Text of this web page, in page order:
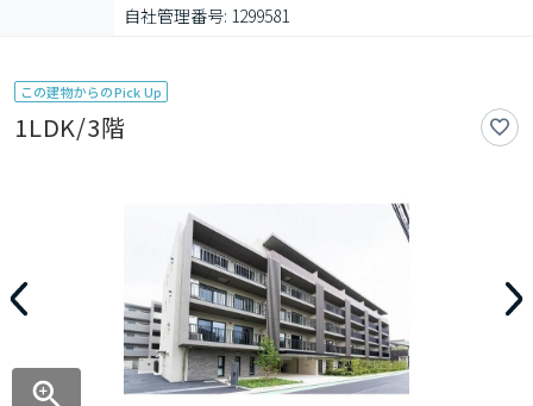
自社管理番号: 1299581
この建物からのPick Up
1LDK/3階